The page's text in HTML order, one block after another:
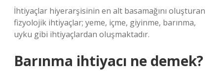
İhtiyaçlar hiyerarşisinin en alt basamağını oluşturan
fizyolojik ihtiyaçlar; yeme, içme, giyinme, barınma,
uyku gibi ihtiyaçlardan oluşmaktadır.
Barınma ihtiyacı ne demek?